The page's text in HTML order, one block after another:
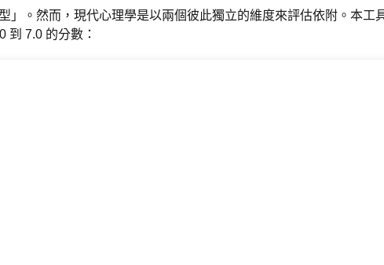
」。然而，現代心理學是以兩個彼此獨立的維度來評估依附。本工
到 7.0 的分數：